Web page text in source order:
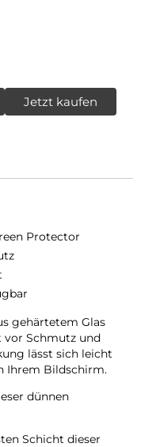
Jetzt kaufen
Protector
gehärtetem Glas
vor Schmutz und
lässt sich leicht
Ihrem Bildschirm.
dünnen
Schicht dieser